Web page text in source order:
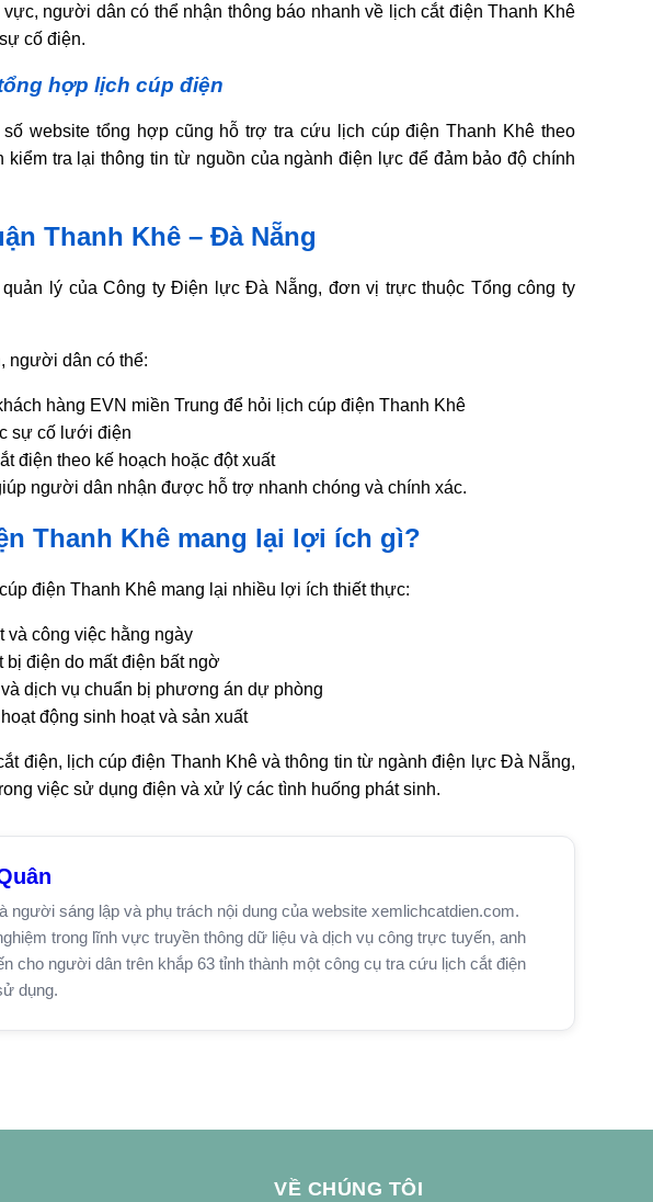
người dân có thể nhận thông báo nhanh về lịch cắt điện Thanh Khê
cố điện.
hợp lịch cúp điện
website tổng hợp cũng hỗ trợ tra cứu lịch cúp điện Thanh Khê theo
kiểm tra lại thông tin từ nguồn của ngành điện lực để đảm bảo độ chính
Thanh Khê – Đà Nẵng
lý của Công ty Điện lực Đà Nẵng, đơn vị trực thuộc Tổng công ty
người dân có thể:
hàng EVN miền Trung để hỏi lịch cúp điện Thanh Khê
sự cố lưới điện
điện theo kế hoạch hoặc đột xuất
người dân nhận được hỗ trợ nhanh chóng và chính xác.
Thanh Khê mang lại lợi ích gì?
điện Thanh Khê mang lại nhiều lợi ích thiết thực:
và công việc hằng ngày
bị điện do mất điện bất ngờ
dịch vụ chuẩn bị phương án dự phòng
động sinh hoạt và sản xuất
điện, lịch cúp điện Thanh Khê và thông tin từ ngành điện lực Đà Nẵng,
việc sử dụng điện và xử lý các tình huống phát sinh.
người sáng lập và phụ trách nội dung của website xemlichcatdien.com.
trong lĩnh vực truyền thông dữ liệu và dịch vụ công trực tuyến, anh
cho người dân trên khắp 63 tỉnh thành một công cụ tra cứu lịch cắt điện
dụng.
VỀ CHÚNG TÔI